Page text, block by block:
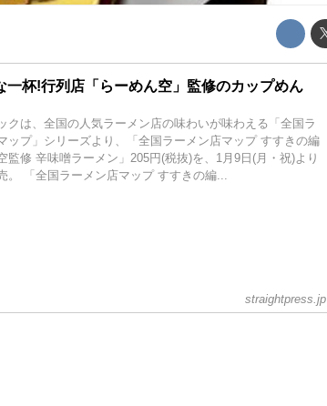
一杯!行列店「らーめん空」監修のカップめん
クは、全国の人気ラーメン店の味わいが味わえる「全国ラ
ップ」シリーズより、「全国ラーメン店マップ すすきの編
監修 辛味噌ラーメン」205円(税抜)を、1月9日(月・祝)より
。 「全国ラーメン店マップ すすきの編...
straightpress.jp